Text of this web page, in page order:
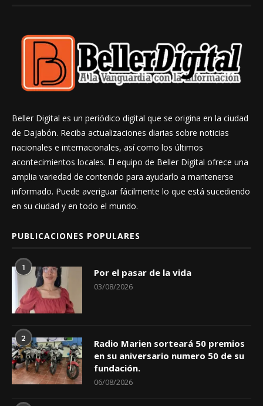
Beller Digital es un periódico digital que se origina en la ciudad
de Dajabón. Reciba actualizaciones diarias sobre noticias
nacionales e internacionales, así como los últimos
acontecimientos locales. El equipo de Beller Digital ofrece una
amplia variedad de contenido para ayudarlo a mantenerse
informado. Puede averiguar fácilmente lo que está sucediendo
en su ciudad y en todo el mundo.
PUBLICACIONES POPULARES
1 Por el pasar de la vida
03/08/2026
2
Radio Marien sorteará 50 premios
en su aniversario numero 50 de su
fundación.
06/08/2026